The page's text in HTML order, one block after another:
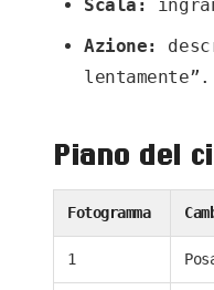
Scala:
Azione:
Piano del
Fotogramma
1